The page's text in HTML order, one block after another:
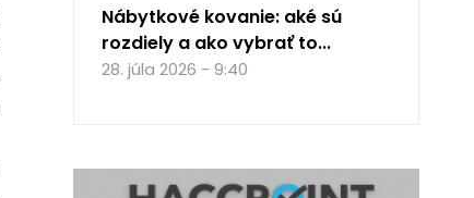
Nábytkové kovanie: aké sú
rozdiely a ako vybrať to...
28. júla 2026 - 9:40